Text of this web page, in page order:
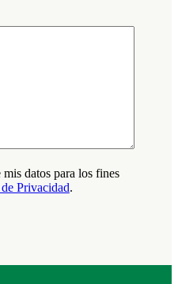
datos para los fines
Privacidad.